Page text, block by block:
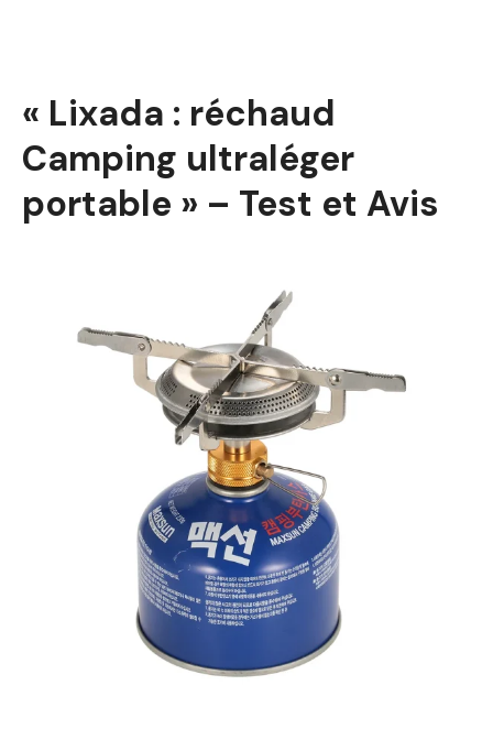
« Lixada : réchaud
Camping ultraléger
portable » – Test et Avis